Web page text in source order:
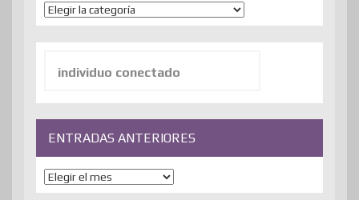
Temas
ENTRADAS ANTERIORES
ENTRADAS
ANTERIORES